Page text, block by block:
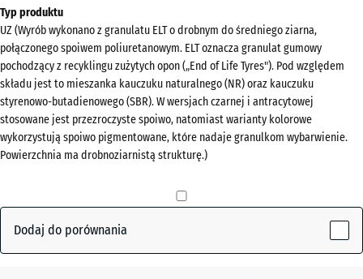
Pokaż
paletę
kolorów
Antracyt(active)
Czerwony
Szary
łupkowy
do
wysyłki
540
x
540
x
20
mm
niebiesko
obramowany
Typ produktu
UZ (Wyrób wykonano z granulatu ELT o drobnym do średniego ziarna,
połączonego spoiwem poliuretanowym. ELT oznacza granulat gumowy
pochodzący z recyklingu zużytych opon („End of Life Tyres"). Pod względem
składu jest to mieszanka kauczuku naturalnego (NR) oraz kauczuku
styrenowo-butadienowego (SBR). W wersjach czarnej i antracytowej
stosowane jest przezroczyste spoiwo, natomiast warianty kolorowe
wykorzystują spoiwo pigmentowane, które nadaje granulkom wybarwienie.
Powierzchnia ma drobnoziarnistą strukturę.)
Dodaj do porównania